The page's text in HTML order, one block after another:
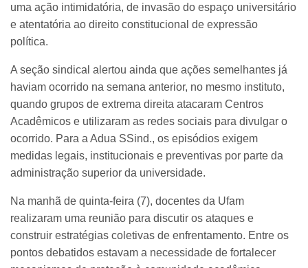
uma ação intimidatória, de invasão do espaço universitário
e atentatória ao direito constitucional de expressão
política.
A seção sindical alertou ainda que ações semelhantes já
haviam ocorrido na semana anterior, no mesmo instituto,
quando grupos de extrema direita atacaram Centros
Acadêmicos e utilizaram as redes sociais para divulgar o
ocorrido. Para a Adua SSind., os episódios exigem
medidas legais, institucionais e preventivas por parte da
administração superior da universidade.
Na manhã de quinta-feira (7), docentes da Ufam
realizaram uma reunião para discutir os ataques e
construir estratégias coletivas de enfrentamento. Entre os
pontos debatidos estavam a necessidade de fortalecer